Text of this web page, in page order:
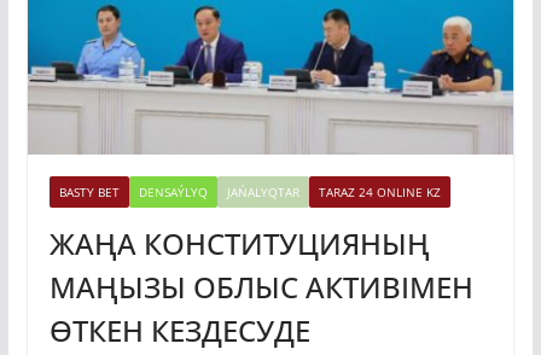
BASTY BET DENSAÝLYQ JAŃALYQTAR TARAZ 24 ONLINE KZ
ЖАҢА КОНСТИТУЦИЯНЫҢ
МАҢЫЗЫ ОБЛЫС АКТИВІМЕН
ӨТКЕН КЕЗДЕСУДЕ